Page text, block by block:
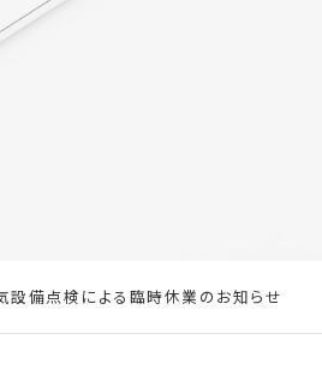
設備点検による臨時休業のお知らせ